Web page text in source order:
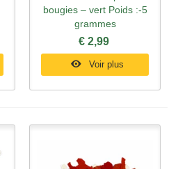
bougies – vert Poids :-5
grammes
€ 2,99
Voir plus